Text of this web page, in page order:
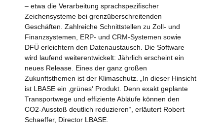
– etwa die Verarbeitung sprachspezifischer
Zeichensysteme bei grenzüberschreitenden
Geschäften. Zahlreiche Schnittstellen zu Zoll- und
Finanzsystemen, ERP- und CRM-Systemen sowie
DFÜ erleichtern den Datenaustausch. Die Software
wird laufend weiterentwickelt: Jährlich erscheint ein
neues Release. Eines der ganz großen
Zukunftsthemen ist der Klimaschutz. „In dieser Hinsicht
ist LBASE ein ‚grünes‘ Produkt. Denn exakt geplante
Transportwege und effiziente Abläufe können den
CO2-Ausstoß deutlich reduzieren“, erläutert Robert
Schaeffer, Director LBASE.